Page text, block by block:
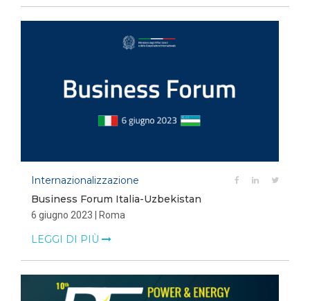
Internazionalizzazione
Business Forum Italia-Uzbekistan
6 giugno 2023 | Roma
LEGGI DI PIÙ